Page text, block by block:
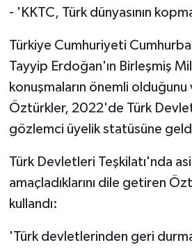
- 'KKTC, Türk dünyasının
Türkiye Cumhuriyeti
Tayyip Erdoğan'ın Birleşmiş
konuşmaların önemli olduğunu
Öztürkler, 2022'de Türk
gözlemci üyelik statüsüne
Türk Devletleri Teşkilatı'nda
amaçladıklarını dile getiren
kullandı:
'Türk devletlerinden geri